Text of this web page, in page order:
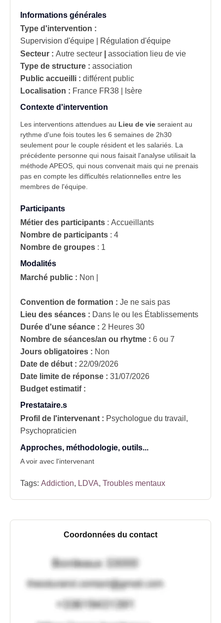
Informations générales
Type d'intervention :
Supervision d'équipe | Régulation d'équipe
Secteur : Autre secteur
association lieu de vie
Type de structure : association
Public accueilli : différent public
Localisation : France FR38 | Isère
Contexte d'intervention
Les interventions attendues au Lieu de vie seraient au
rythme d'une fois toutes les 6 semaines de 2h30
seulement pour le couple résident et les salariés. La
précédente personne qui nous faisait l'analyse utilisait la
méthode APEOS, qui nous convenait mais qui ne prenais
pas en compte les difficultés relationnelles entre les
membres de l'équipe.
Participants
Métier des participants : Accueillants
Nombre de participants : 4
Nombre de groupes : 1
Modalités
Marché public : Non
Convention de formation : Je ne sais pas
Lieu des séances : Dans le ou les Établissements
Durée d'une séance : 2 Heures 30
Nombre de séances/an ou rhytme : 6 ou 7
Jours obligatoires : Non
Date de début : 22/09/2026
Date limite de réponse : 31/07/2026
Budget estimatif :
Prestataire.s
Profil de l'intervenant : Psychologue du travail,
Psychopraticien
Approches, méthodologie, outils...
A voir avec l'intervenant
Tags: Addiction, LDVA, Troubles mentaux
Coordonnées du contact